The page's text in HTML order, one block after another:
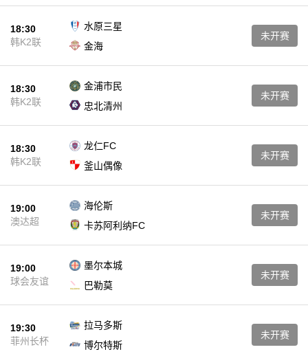
18:30
韩K2联
水原三星
金海
未开赛
18:30
韩K2联
金浦市民
忠北清州
未开赛
18:30
韩K2联
龙仁FC
釜山偶像
未开赛
19:00
澳达超
海伦斯
卡苏阿利纳FC
未开赛
19:00
球会友谊
墨尔本城
巴勒莫
未开赛
19:30
菲州长杯
拉马多斯
博尔特斯
未开赛